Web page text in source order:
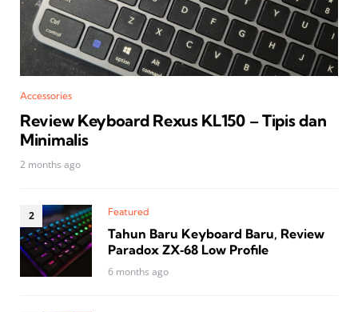
Accessories
Review Keyboard Rexus KL150 – Tipis dan
Minimalis
2 months ago
Featured
Tahun Baru Keyboard Baru, Review
Paradox ZX‑68 Low Profile
6 months ago